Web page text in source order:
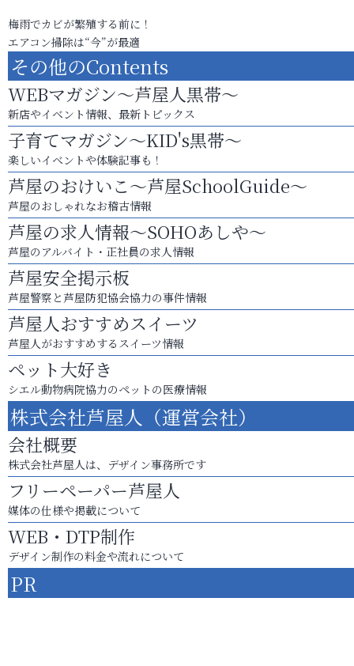
梅雨でカビが繁殖する前に！
エアコン掃除は“今”が最適
その他のContents
WEBマガジン～芦屋人黒帯～
新店やイベント情報、最新トピックス
子育てマガジン～KID's黒帯～
楽しいイベントや体験記事も！
芦屋のおけいこ～芦屋SchoolGuide～
芦屋のおしゃれなお稽古情報
芦屋の求人情報～SOHOあしや～
芦屋のアルバイト・正社員の求人情報
芦屋安全掲示板
芦屋警察と芦屋防犯協会協力の事件情報
芦屋人おすすめスイーツ
芦屋人がおすすめするスイーツ情報
ペット大好き
シエル動物病院協力のペットの医療情報
株式会社芦屋人（運営会社）
会社概要
株式会社芦屋人は、デザイン事務所です
フリーペーパー芦屋人
媒体の仕様や掲載について
WEB・DTP制作
デザイン制作の料金や流れについて
PR